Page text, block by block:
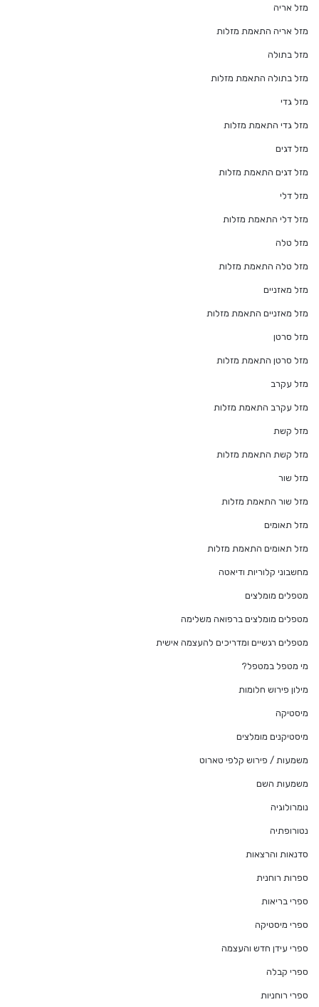
מזל אריה
מזל אריה התאמת מזלות
מזל בתולה
מזל בתולה התאמת מזלות
מזל גדי
מזל גדי התאמת מזלות
מזל דגים
מזל דגים התאמת מזלות
מזל דלי
מזל דלי התאמת מזלות
מזל טלה
מזל טלה התאמת מזלות
מזל מאזניים
מזל מאזניים התאמת מזלות
מזל סרטן
מזל סרטן התאמת מזלות
מזל עקרב
מזל עקרב התאמת מזלות
מזל קשת
מזל קשת התאמת מזלות
מזל שור
מזל שור התאמת מזלות
מזל תאומים
מזל תאומים התאמת מזלות
מחשבוני קלוריות ודיאטה
מטפלים מומלצים
מטפלים מומלצים ברפואה משלימה
מטפלים רגשיים ומדריכים להעצמה אישית
מי מטפל במטפל?
מילון פירוש חלומות
מיסטיקה
מיסטיקנים מומלצים
משמעות / פירוש קלפי טארוט
משמעות השם
נומרולוגיה
נטורופתיה
סדנאות והרצאות
ספרות רוחנית
ספרי בריאות
ספרי מיסטיקה
ספרי עידן חדש והעצמה
ספרי קבלה
ספרי רוחניות